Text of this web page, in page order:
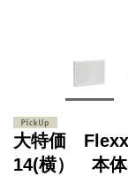
大特価 Flexx
14(横） 本体